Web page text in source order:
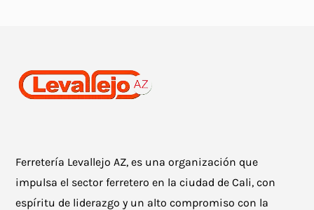
Ferretería Levallejo AZ, es una organización que
impulsa el sector ferretero en la ciudad de Cali, con
espíritu de liderazgo y un alto compromiso con la